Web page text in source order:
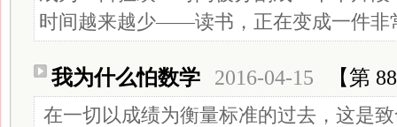
时间越来越少——读书，正在变成一件非
我为什么怕数学 2016-04-15 【第
在一切以成绩为衡量标准的过去，这是